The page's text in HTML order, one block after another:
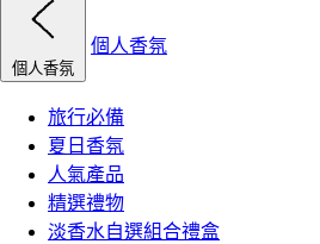
個人香氛
個人香氛
旅行必備
夏日香氛
人氣產品
精選禮物
淡香水自選組合禮盒